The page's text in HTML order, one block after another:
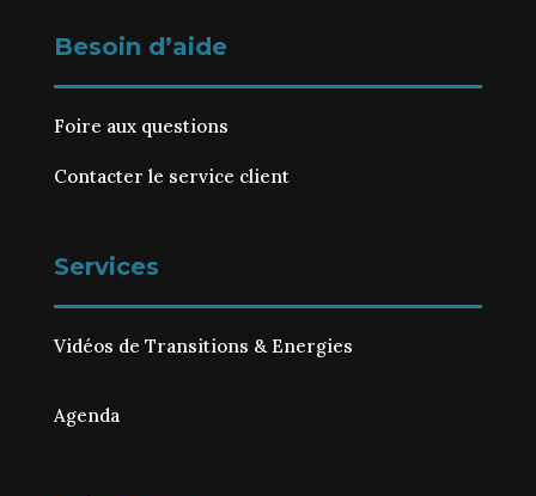
Besoin d’aide
Foire aux questions
Contacter le service client
Services
Vidéos de Transitions & Energies
Agenda